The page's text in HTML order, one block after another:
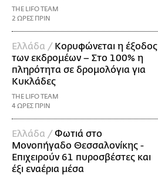
THE LIFO TEAM
2 ΩΡΕΣ ΠΡΙΝ
Ελλάδα / Κορυφώνεται η έξοδος
των εκδρομέων – Στο 100% η
πληρότητα σε δρομολόγια για
Κυκλάδες
THE LIFO TEAM
4 ΩΡΕΣ ΠΡΙΝ
Ελλάδα /Φωτιά στο
Μονοπήγαδο Θεσσαλονίκης -
Επιχειρούν 61 πυροσβέστες και
έξι εναέρια μέσα